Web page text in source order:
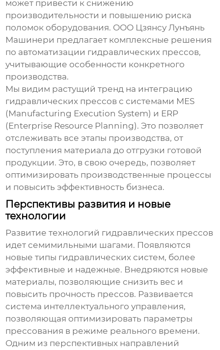
может привести к снижению
производительности и повышению риска
поломок оборудования. ООО Цзянсу Лунъянь
Машинери предлагает комплексные решения
по автоматизации гидравлических прессов,
учитывающие особенности конкретного
производства.
Мы видим растущий тренд на интеграцию
гидравлических прессов с системами MES
(Manufacturing Execution System) и ERP
(Enterprise Resource Planning). Это позволяет
отслеживать все этапы производства, от
поступления материала до отгрузки готовой
продукции. Это, в свою очередь, позволяет
оптимизировать производственные процессы
и повысить эффективность бизнеса.
Перспективы развития и новые
технологии
Развитие технологий гидравлических прессов
идет семимильными шагами. Появляются
новые типы гидравлических систем, более
эффективные и надежные. Внедряются новые
материалы, позволяющие снизить вес и
повысить прочность прессов. Развивается
система интеллектуального управления,
позволяющая оптимизировать параметры
прессования в режиме реального времени.
Одним из перспективных направлений